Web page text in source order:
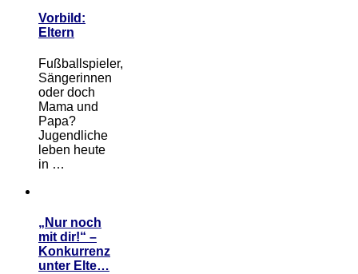
Vorbild:
Eltern
Fußballspieler,
Sängerinnen
oder doch
Mama und
Papa?
Jugendliche
leben heute
in …
„Nur noch
mit dir!“ –
Konkurrenz
unter Elte…